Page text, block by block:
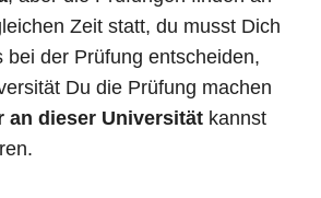
Zeit statt, du musst Dich
bei der Prüfung entscheiden,
Du die Prüfung machen
an dieser Universität kannst